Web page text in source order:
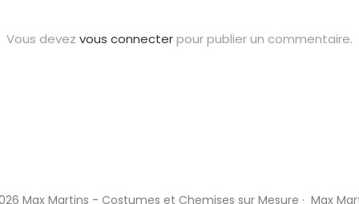
Vous devez vous connecterpour publier un commentaire.
Max Martins - Costumes et Chemises sur Mesure · Max